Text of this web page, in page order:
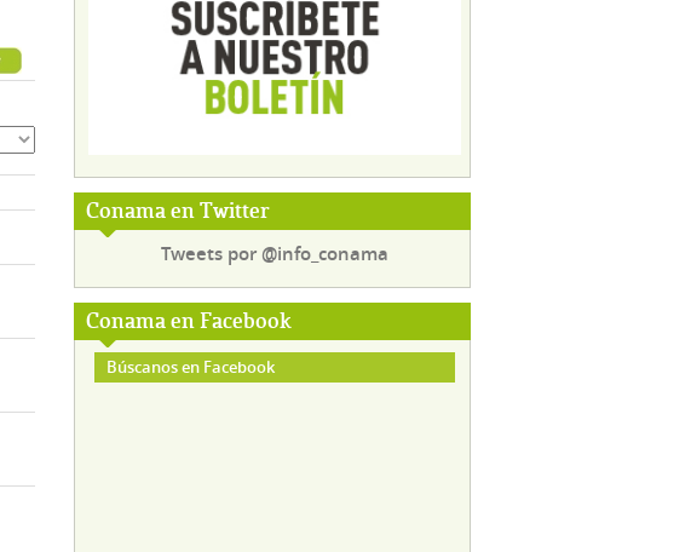
Conama en Twitter
Tweets por @info_conama
Conama en Facebook
Búscanos en Facebook